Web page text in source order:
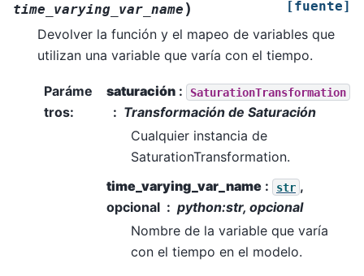
time_varying_var_name ) [fuente]
Devolver la función y el mapeo de variables que
utilizan una variable que varía con el tiempo.
Paráme
tros:
saturación : SaturationTransformation
Transformación de Saturación
Cualquier instancia de
SaturationTransformation.
time_varying_var_name : str ,
opcional
python:str, opcional
Nombre de la variable que varía
con el tiempo en el modelo.